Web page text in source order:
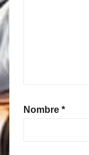
Nombre *